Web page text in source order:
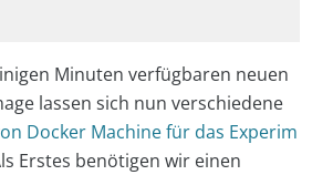
Minuten verfügbaren neuen
lassen sich nun verschiedene
Docker Machine für das Experim
Erstes benötigen wir einen